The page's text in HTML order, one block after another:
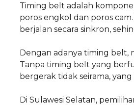
Timing belt adalah
poros engkol dan poros
berjalan secara sinkron,
Dengan adanya timing belt,
Tanpa timing belt yang
bergerak tidak seirama,
Di Sulawesi Selatan,